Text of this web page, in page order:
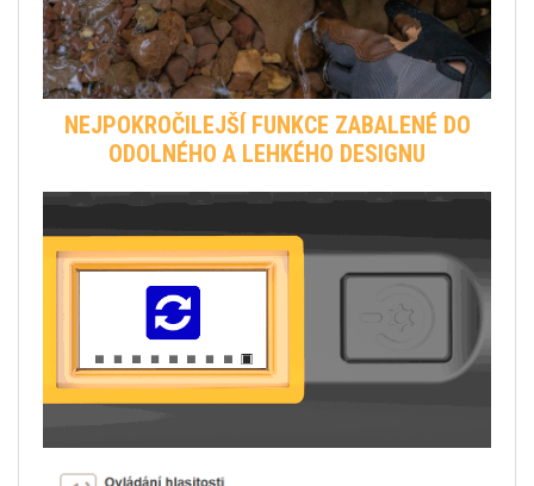
NEJPOKROČILEJŠÍ FUNKCE ZABALENÉ DO
ODOLNÉHO A LEHKÉHO DESIGNU